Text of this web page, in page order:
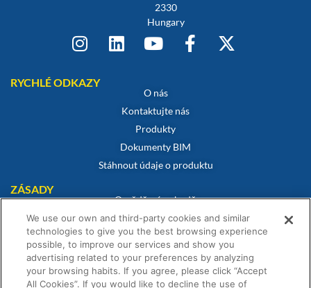
2330
Hungary
RYCHLÉ ODKAZY
O nás
Kontaktujte nás
Produkty
Dokumenty BIM
Stáhnout údaje o produktu
ZÁSADY
Osvědčení o shodě
Zásady používání souborů cookie
Prohlášení o vyloučení odpovědnosti
Zásady ochrany osobních údajů
Obchodní podmínky
We use our own and third-party cookies and similar
technologies to give you the best browsing experience
possible, to improve our services and show you
advertising related to your preferences by analyzing
your browsing habits. If you agree, please click “Accept
All Cookies”. If you would like to decline the use of